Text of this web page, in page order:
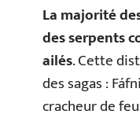
La majorité
des serpents
ailés. Cette
des sagas :
cracheur de